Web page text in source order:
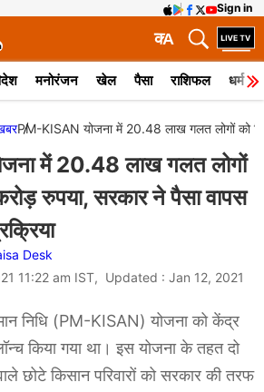
Sign in
A
क
मनोरंजन खेल पैसा राशिफल धर्म
PM-KISAN योजना में 20.48 लाख गलत लोगों को
में 20.48 लाख गलत लोगों
रुपया, सरकार ने पैसा वापस
Desk
11:22 am IST, Updated : Jan 12, 2021
निधि (PM-KISAN) योजना को केंद्र
किया गया था। इस योजना के तहत दो
छोटे किसान परिवारों को सरकार की तरफ